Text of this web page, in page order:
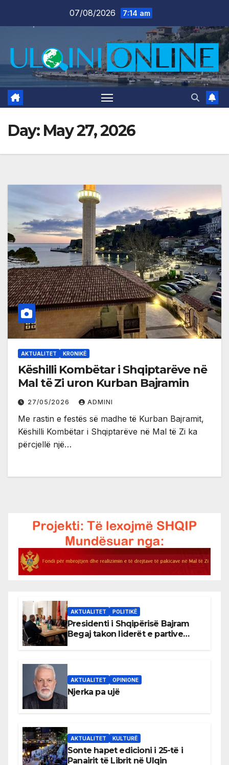
07/08/2026 7:14 am
Day: May 27, 2026
AKTUALITET KRONIKË
Këshilli Kombëtar i Shqiptarëve në
Mal të Zi uron Kurban Bajramin
27/05/2026 ADMINI
Me rastin e festës së madhe të Kurban Bajramit,
Këshilli Kombëtar i Shqiptarëve në Mal të Zi ka
përcjellë një…
AKTUALITET POLITIKË
Presidenti i Shqipërisë Bajram
Begaj takon liderët e partive
AKTUALITET OPINIONE
Njerka pa ujë
AKTUALITET KULTURË
Sonte hapet edicioni i 25-të i
Panairit të Librit në Ulqin